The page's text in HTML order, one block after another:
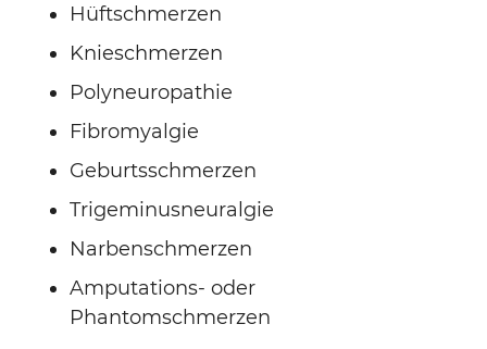
Hüftschmerzen
Knieschmerzen
Polyneuropathie
Fibromyalgie
Geburtsschmerzen
Trigeminusneuralgie
Narbenschmerzen
Amputations- oder
Phantomschmerzen